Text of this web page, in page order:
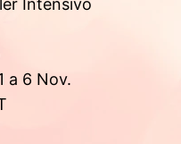
Intensivo
a 6 Nov.